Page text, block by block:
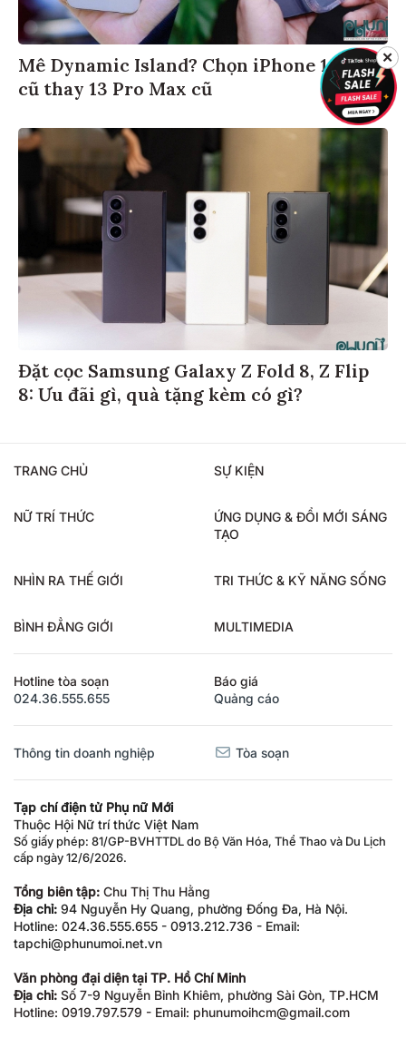
Mê Dynamic Island? Chọn iPhone 14 Pro
cũ thay 13 Pro Max cũ
Đặt cọc Samsung Galaxy Z Fold 8, Z Flip
8: Ưu đãi gì, quà tặng kèm có gì?
TRANG CHỦ SỰ KIỆN
NỮ TRÍ THỨC
ỨNG DỤNG & ĐỔI MỚI SÁNG
TẠO
NHÌN RA THẾ GIỚI TRI THỨC & KỸ NĂNG SỐNG
BÌNH ĐẲNG GIỚI MULTIMEDIA
Hotline tòa soạn
024.36.555.655
Báo giá
Quảng cáo
Thông tin doanh nghiệp Tòa soạn
Tạp chí điện tử Phụ nữ Mới
Thuộc Hội Nữ trí thức Việt Nam
Số giấy phép: 81/GP-BVHTTDL do Bộ Văn Hóa, Thể Thao và Du Lịch
cấp ngày 12/6/2026.
Tổng biên tập: Chu Thị Thu Hằng
Địa chỉ: 94 Nguyễn Hy Quang, phường Đống Đa, Hà Nội.
Hotline: 024.36.555.655 - 0913.212.736 - Email:
tapchi@phunumoi.net.vn
Văn phòng đại diện tại TP. Hồ Chí Minh
Địa chỉ: Số 7-9 Nguyễn Bỉnh Khiêm, phường Sài Gòn, TP.HCM
Hotline: 0919.797.579 - Email: phunumoihcm@gmail.com
✕